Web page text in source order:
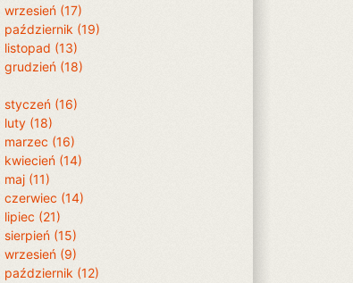
wrzesień (17)
październik (19)
listopad (13)
grudzień (18)
styczeń (16)
luty (18)
marzec (16)
kwiecień (14)
maj (11)
czerwiec (14)
lipiec (21)
sierpień (15)
wrzesień (9)
październik (12)